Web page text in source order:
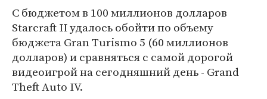
С бюджетом в 100 миллионов долларов
Starcraft II удалось обойти по объему
бюджета Gran Turismo 5 (60 миллионов
долларов) и сравняться с самой дорогой
видеоигрой на сегодняшний день - Grand
Theft Auto IV.